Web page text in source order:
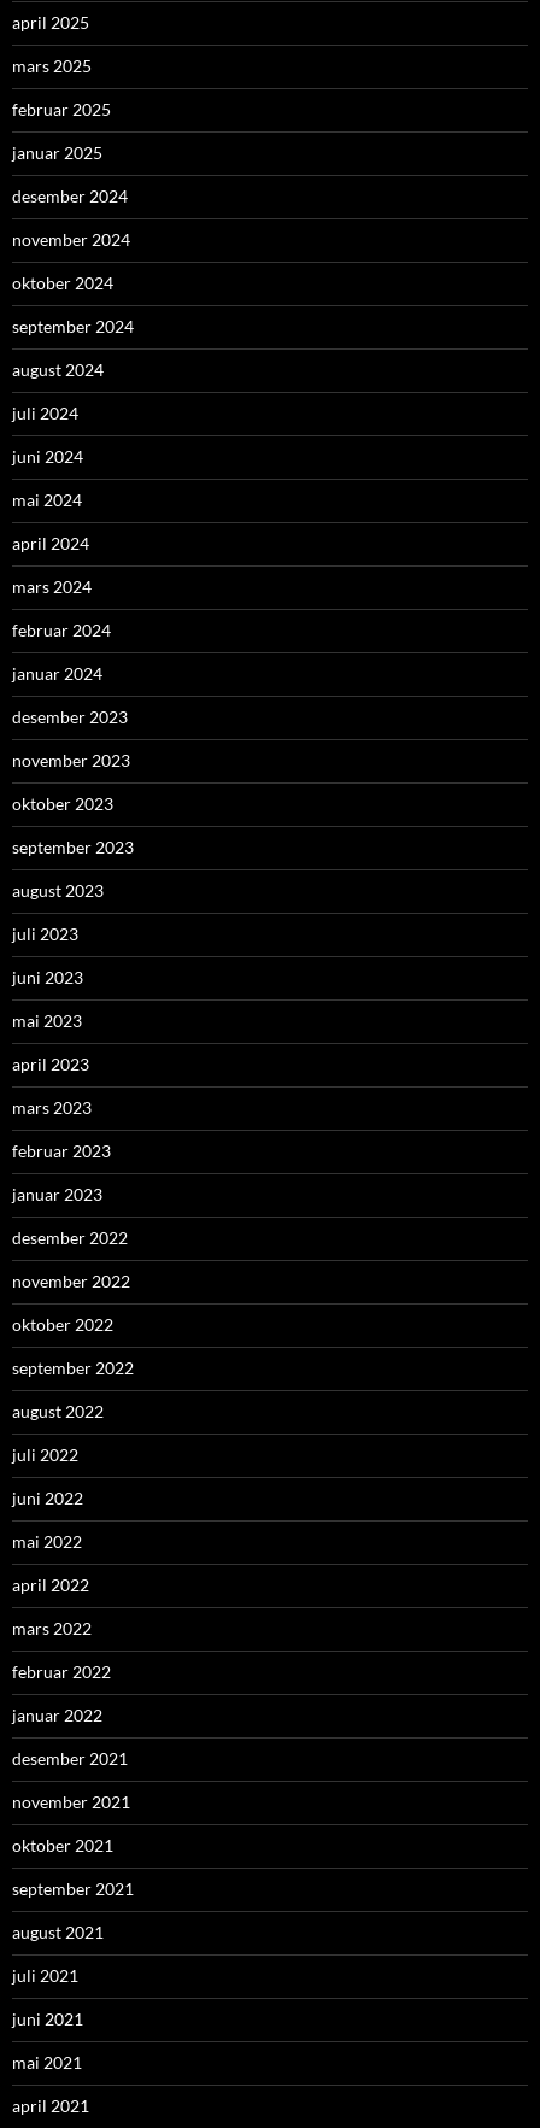
april 2025
mars 2025
februar 2025
januar 2025
desember 2024
november 2024
oktober 2024
september 2024
august 2024
juli 2024
juni 2024
mai 2024
april 2024
mars 2024
februar 2024
januar 2024
desember 2023
november 2023
oktober 2023
september 2023
august 2023
juli 2023
juni 2023
mai 2023
april 2023
mars 2023
februar 2023
januar 2023
desember 2022
november 2022
oktober 2022
september 2022
august 2022
juli 2022
juni 2022
mai 2022
april 2022
mars 2022
februar 2022
januar 2022
desember 2021
november 2021
oktober 2021
september 2021
august 2021
juli 2021
juni 2021
mai 2021
april 2021